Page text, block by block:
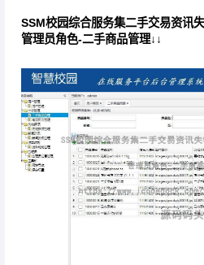
SSM校园综合服务集二手交易资讯
管理员角色-二手商品管理↓↓